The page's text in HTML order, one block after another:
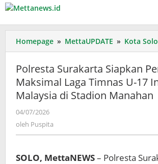
Lewati
konten
Homepage » MettaUPDATE » Kota Solo
Polresta Surakarta Siapkan
Maksimal Laga Timnas U-17
Malaysia di Stadion Manahan
04/07/2026
oleh Puspita
SOLO, MettaNEWS– Polresta